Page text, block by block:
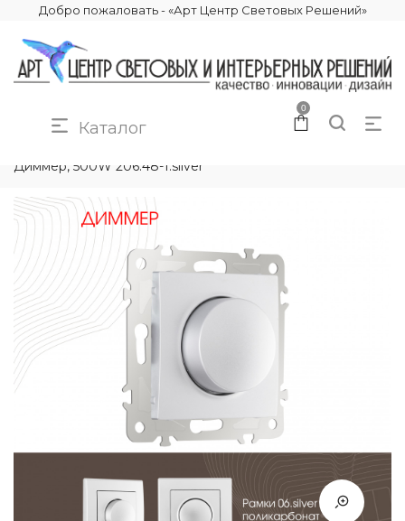
Добро пожаловать - «Арт Центр Световых Решений»
Каталог
0
Диммер, 500W 206.48-1.silver